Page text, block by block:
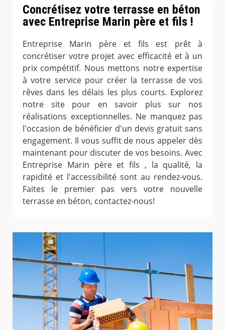
Concrétisez votre terrasse en béton
avec Entreprise Marin père et fils !
Entreprise Marin père et fils est prêt à
concrétiser votre projet avec efficacité et à un
prix compétitif. Nous mettons notre expertise
à votre service pour créer la terrasse de vos
rêves dans les délais les plus courts. Explorez
notre site pour en savoir plus sur nos
réalisations exceptionnelles. Ne manquez pas
l'occasion de bénéficier d'un devis gratuit sans
engagement. Il vous suffit de nous appeler dès
maintenant pour discuter de vos besoins. Avec
Entreprise Marin père et fils , la qualité, la
rapidité et l'accessibilité sont au rendez-vous.
Faites le premier pas vers votre nouvelle
terrasse en béton, contactez-nous!